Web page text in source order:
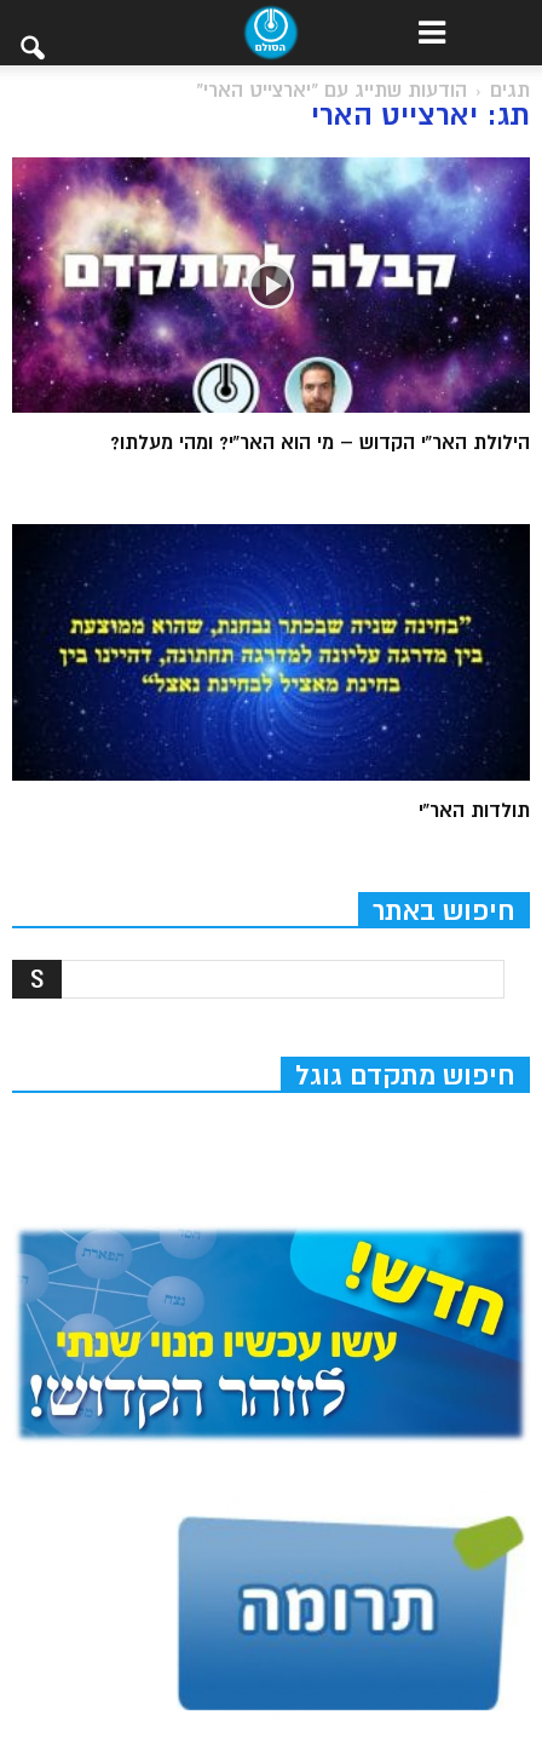
תגים הודעות שתייג עם "יארצייט הארי"
תג: יארצייט הארי
הילולת האר”י הקדוש – מי הוא האר”י? ומהי מעלתו?
תולדות האר”י
חיפוש באתר
חיפוש מתקדם גוגל